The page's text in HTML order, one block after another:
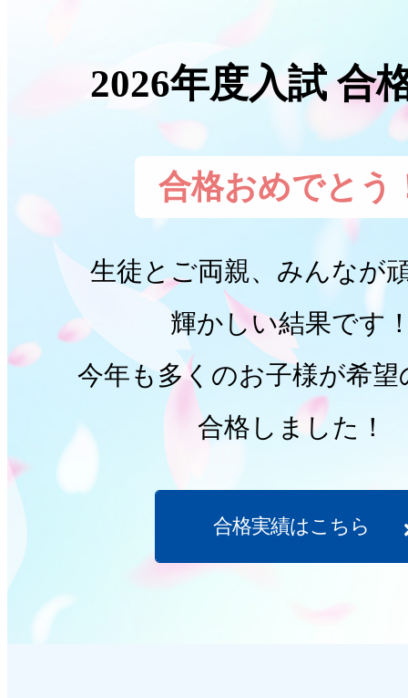
2026年度入試 合
合格おめでとう
生徒とご両親、みんなが
輝かしい結果です
今年も多くのお子様が希望
合格しました！
合格実績はこちら